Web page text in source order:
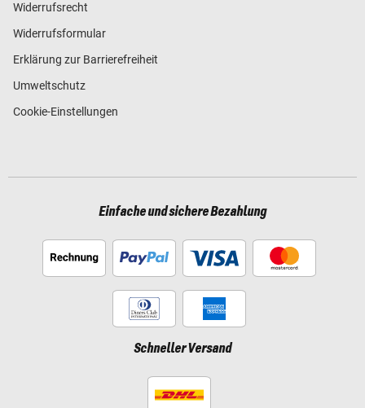
Widerrufsrecht
Widerrufsformular
Erklärung zur Barrierefreiheit
Umweltschutz
Cookie-Einstellungen
Einfache und sichere Bezahlung
Schneller Versand